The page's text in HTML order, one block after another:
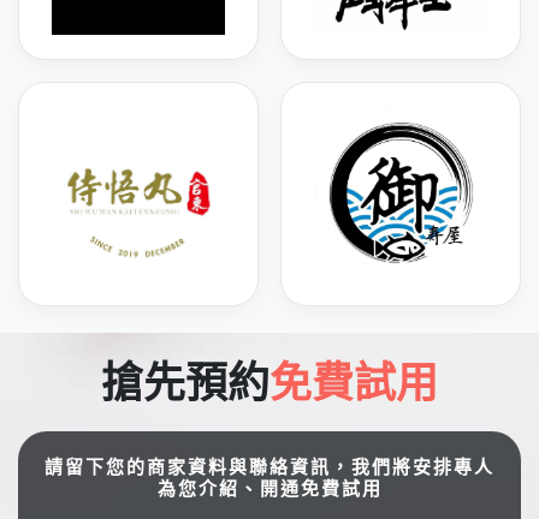
搶先預約免費試用
請留下您的商家資料與聯絡資訊，我們將安排專人
為您介紹、開通免費試用